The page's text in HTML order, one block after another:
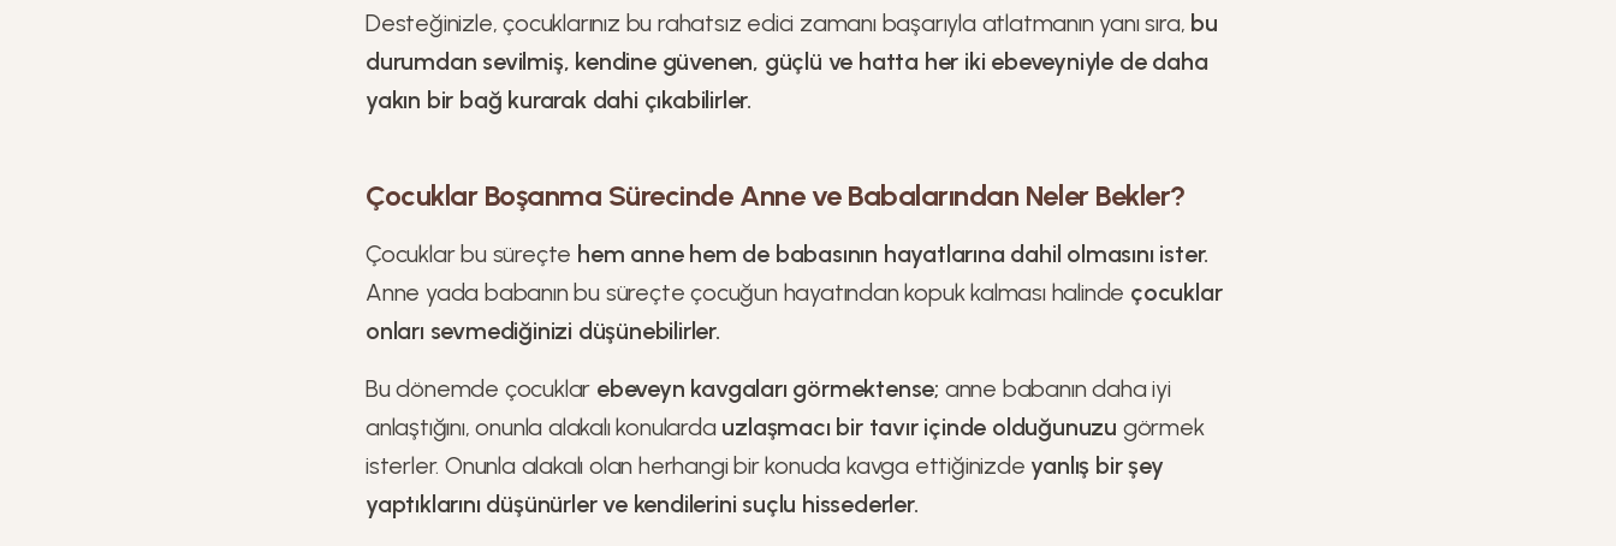
Desteğinizle, çocuklarınız bu rahatsız edici zamanı başarıyla atlatmanın yanı sıra, bu
durumdan sevilmiş, kendine güvenen, güçlü ve hatta her iki ebeveyniyle de daha
yakın bir bağ kurarak dahi çıkabilirler.
Çocuklar Boşanma Sürecinde Anne ve Babalarından Neler Bekler?
Çocuklar bu süreçte hem anne hem de babasının hayatlarına dahil olmasını ister.
Anne yada babanın bu süreçte çocuğun hayatından kopuk kalması halinde çocuklar
onları sevmediğinizi düşünebilirler.
Bu dönemde çocuklar ebeveyn kavgaları görmektense; anne babanın daha iyi
anlaştığını, onunla alakalı konularda uzlaşmacı bir tavır içinde olduğunuzu görmek
isterler. Onunla alakalı olan herhangi bir konuda kavga ettiğinizde yanlış bir şey
yaptıklarını düşünürler ve kendilerini suçlu hissederler.